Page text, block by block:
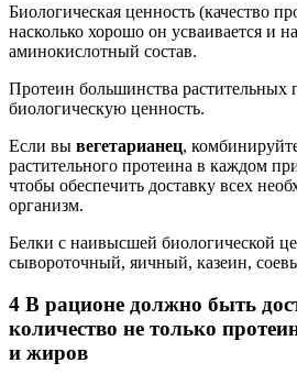
Биологическая ценность (качество
насколько хорошо он усваивается и
аминокислотный состав.
Протеин большинства растительных
биологическую ценность.
Если вы вегетарианец,
растительного протеина в каждом
чтобы обеспечить доставку всех
организм.
Белки с наивысшей биологической
сывороточный, яичный, казеин,
4 В рационе должно быть
количество не только
и жиров